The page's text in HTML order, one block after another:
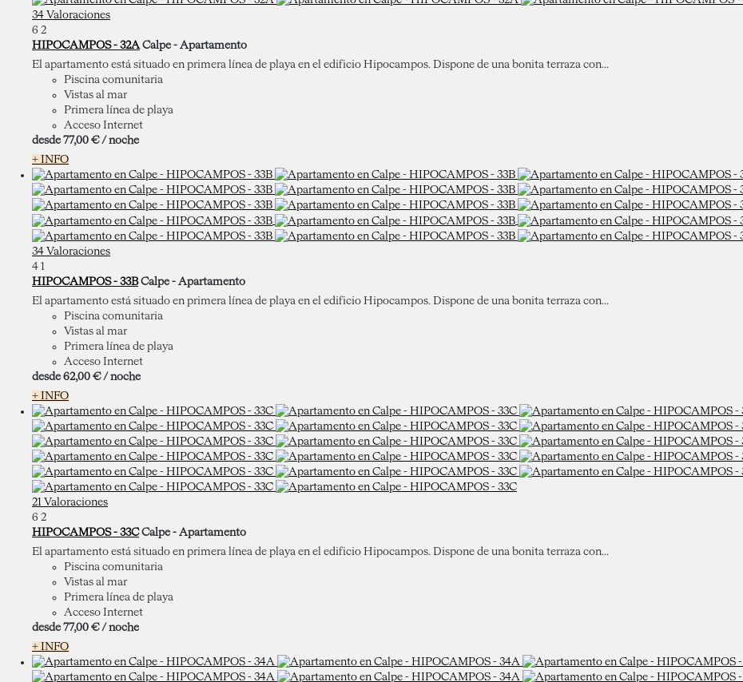
34 Valoraciones
6 2
HIPOCAMPOS - 32A Calpe - Apartamento
El apartamento está situado en primera línea de playa en el edificio Hipocampos. Dispone de una bonita terraza con...
Piscina comunitaria
Vistas al mar
Primera línea de playa
Acceso Internet
desde 77,00 € / noche
+ INFO
34 Valoraciones
4 1
HIPOCAMPOS - 33B Calpe - Apartamento
El apartamento está situado en primera línea de playa en el edificio Hipocampos. Dispone de una bonita terraza con...
Piscina comunitaria
Vistas al mar
Primera línea de playa
Acceso Internet
desde 62,00 € / noche
+ INFO
21 Valoraciones
6 2
HIPOCAMPOS - 33C Calpe - Apartamento
El apartamento está situado en primera línea de playa en el edificio Hipocampos. Dispone de una bonita terraza con...
Piscina comunitaria
Vistas al mar
Primera línea de playa
Acceso Internet
desde 77,00 € / noche
+ INFO